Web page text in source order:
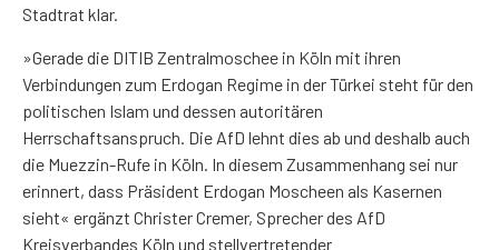
Stadtrat klar.
»Gerade die DITIB Zentralmoschee in Köln mit ihren
Verbindungen zum Erdogan Regime in der Türkei steht für den
politischen Islam und dessen autoritären
Herrschaftsanspruch. Die AfD lehnt dies ab und deshalb auch
die Muezzin-Rufe in Köln. In diesem Zusammenhang sei nur
erinnert, dass Präsident Erdogan Moscheen als Kasernen
sieht« ergänzt Christer Cremer, Sprecher des AfD
Kreisverbandes Köln und stellvertretender